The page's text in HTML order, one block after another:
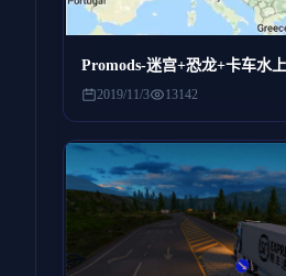
Promods-迷宫+恐龙+卡车水
2019/11/3 13142